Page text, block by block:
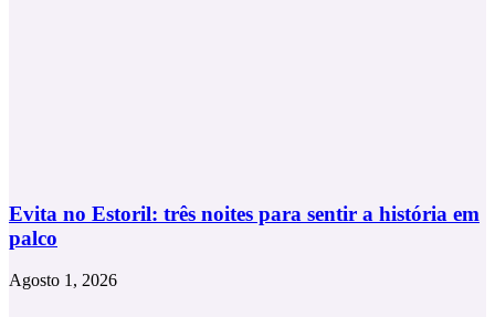
Evita no Estoril: três noites para sentir a história em
palco
Agosto 1, 2026